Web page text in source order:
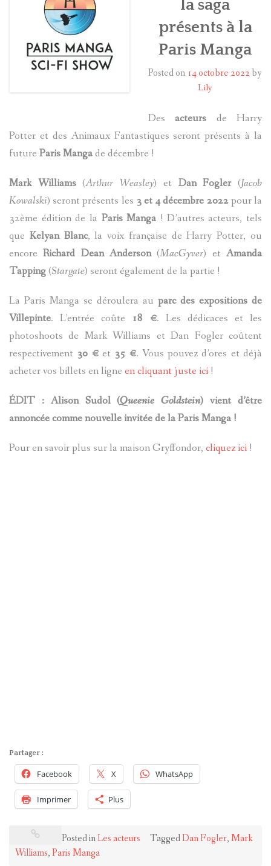
HARRY POTTER
LES ACTEURS
A PROPOS
la saga
présents à la
Paris Manga
Posted on 14 octobre 2022by
Lily
Des acteurs de Harry
Potter et des Animaux Fantastiques seront présents à la
future Paris Mangade décembre !
Mark Williams(Arthur Weasley) et Dan Fogler(Jacob
Kowalski) seront présents les 3 et 4 décembre 2022pour la
32ème édition de la Paris Manga ! D’autres acteurs, tels
que Kelyan Blanc, la voix française de Harry Potter, ou
encoreRichard Dean Anderson(MacGyver) etAmanda
Tapping(Stargate) seront également de la partie !
La Paris Manga se déroulera au parc des expositions de
Villepinte. L’entrée coûte 18 €. Les dédicaces et les
photoshoots de Mark Williams et Dan Fogler coûtent
respectivement 30 €et 35 €. Vous pouvez d’ores et déjà
acheter vos billets en ligne en cliquant juste ici !
ÉDIT : Alison Sudol (Queenie Goldstein) vient d’être
annoncée comme nouvelle invitée de la Paris Manga !
Pour en savoir plus sur la maison Gryffondor, cliquez ici !
Partager :
Facebook X WhatsApp
Imprimer Plus
Posted inLes acteurs TaggedDan Fogler,Mark
Williams,Paris Manga